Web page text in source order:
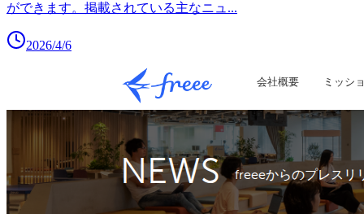
ができます。掲載されている主なニュ ...
2026/4/6